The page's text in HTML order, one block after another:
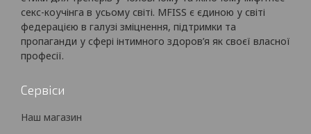
секс-коучінга в усьому світі. MFISS є єдиною у світі
федерацією в галузі зміцнення, підтримки та
пропаганди у сфері інтимного здоров’я як своєї власної
професії.
Сервіси
Наш магазин